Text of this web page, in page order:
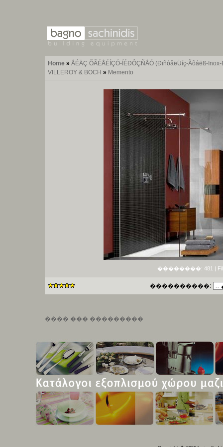
Home » ÅÉÄÇ ÕÃÉÅÉÍÇÓ-ÍÉÐÔÇÑÅÓ (ÐïñóåëÜíç-Ãõáëß-
VILLEROY & BOCH » Memento
��������: 481 | File
����������:
���� ��� ���������